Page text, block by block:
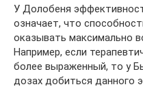
У Долобеня
означает, что
оказывать максимально
Например, если
более выраженный, то у
дозах добиться данного